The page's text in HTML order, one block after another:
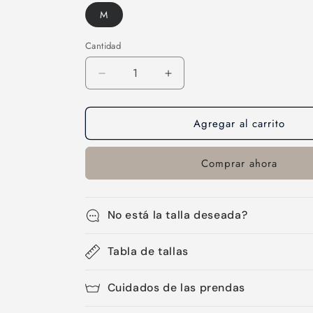
M
Cantidad
Cantidad
Reducir
cantidad
para
enagua
Aumentar
cantidad
para
Short
enagua
Agregar al carrito
Comprar ahora
No está la talla deseada?
Tabla de tallas
Cuidados de las prendas